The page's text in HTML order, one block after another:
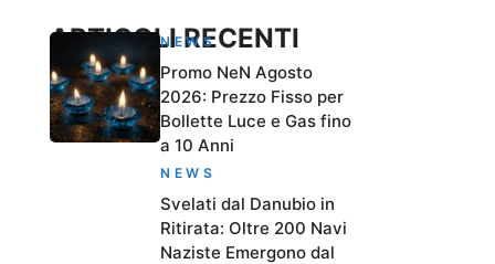
ARTICOLI RECENTI
NEWS
Promo NeN Agosto
2026: Prezzo Fisso per
Bollette Luce e Gas fino
a 10 Anni
NEWS
Svelati dal Danubio in
Ritirata: Oltre 200 Navi
Naziste Emergono dal